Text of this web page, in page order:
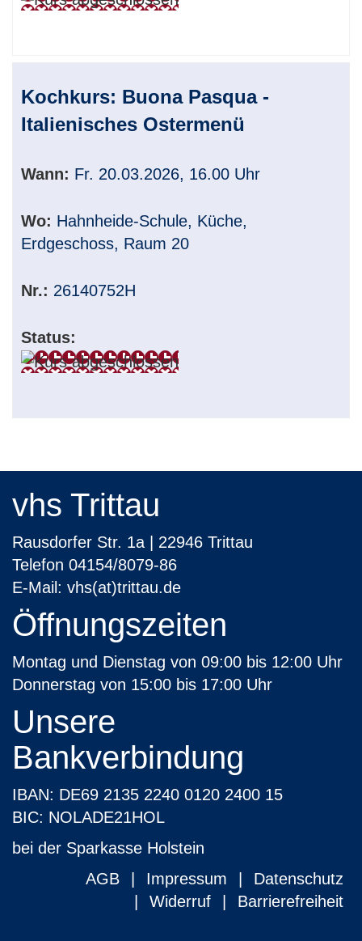
Kochkurs: Buona Pasqua -
Italienisches Ostermenü
Wann: Fr. 20.03.2026, 16.00 Uhr
Wo: Hahnheide-Schule, Küche,
Erdgeschoss, Raum 20
Nr.: 26140752H
Status:
vhs Trittau
Rausdorfer Str. 1a | 22946 Trittau
Telefon 04154/8079-86
E-Mail: vhs(at)trittau.de
Öffnungszeiten
Montag und Dienstag von 09:00 bis 12:00 Uhr
Donnerstag von 15:00 bis 17:00 Uhr
Unsere
Bankverbindung
IBAN: DE69 2135 2240 0120 2400 15
BIC: NOLADE21HOL
bei der Sparkasse Holstein
AGB
Impressum
Datenschutz
Widerruf
Barrierefreiheit